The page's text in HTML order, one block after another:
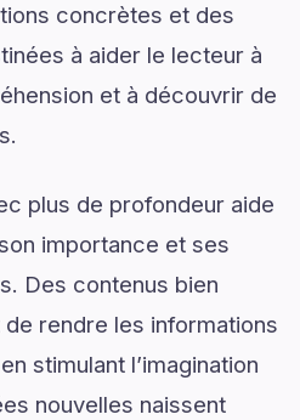
concrètes et des
à aider le lecteur à
et à découvrir de
plus de profondeur aide
importance et ses
Des contenus bien
rendre les informations
stimulant l’imagination
nouvelles naissent